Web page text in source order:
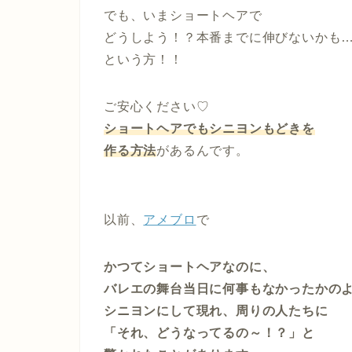
でも、いまショートヘアで
どうしよう！？本番までに伸びないかも…
という方！！
ご安心ください♡
ショートヘアでもシニヨンもどきを
作る方法があるんです。
以前、 アメブロ で
かつてショートヘアなのに、
バレエの舞台当日に何事もなかったかの
シニヨンにして現れ、周りの人たちに
「それ、どうなってるの～！？」と